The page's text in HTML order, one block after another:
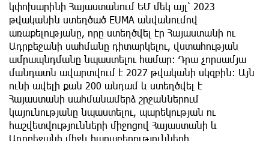
կփոխարինի Հայաստանում ԵՄ մեկ այլ՝ 2023
թվականին ստեղծած EUMA անվանումով
առաքելությանը, որը ստեղծվել էր Հայաստանի ու
Ադրբեջանի սահմանը դիտարկելու, վստահության
ամրապնդմանը նպաստելու համար։ Դրա չորսամյա
մանդատն ավարտվում է 2027 թվականի սկզբին։ Այն
ունի ավելի քան 200 անդամ և ստեղծվել է
Հայաստանի սահմանամերձ շրջաններում
կայունությանը նպաստելու, պարեկության ու
հաշվետվությունների միջոցով Հայաստանի և
Ադրբեջանի միջև հարաբերությունների